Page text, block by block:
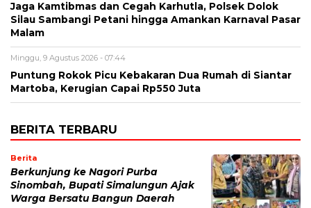
Jaga Kamtibmas dan Cegah Karhutla, Polsek Dolok
Silau Sambangi Petani hingga Amankan Karnaval Pasar
Malam
Minggu, 9 Agustus 2026 - 07:44
Puntung Rokok Picu Kebakaran Dua Rumah di Siantar
Martoba, Kerugian Capai Rp550 Juta
BERITA TERBARU
Berita
Berkunjung ke Nagori Purba
Sinombah, Bupati Simalungun Ajak
Warga Bersatu Bangun Daerah